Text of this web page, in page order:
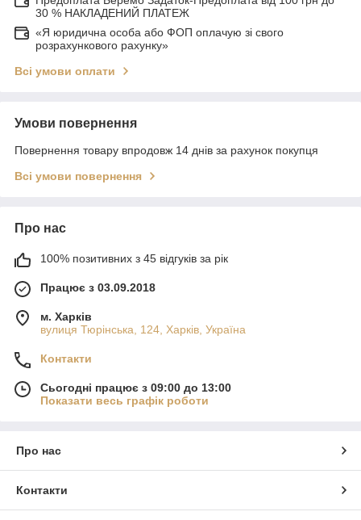
30 % НАКЛАДЕНИЙ ПЛАТЕЖ
«Я юридична особа або ФОП оплачую зі свого
розрахункового рахунку»
Всі умови оплати
Умови повернення
Повернення товару впродовж 14 днів за рахунок покупця
Всі умови повернення
Про нас
100% позитивних з 45 відгуків за рік
Працює з 03.09.2018
м. Харків
вулиця Тюрінська, 124, Харків, Україна
Контакти
Сьогодні працює з 09:00 до 13:00
Показати весь графік роботи
Про нас
Контакти